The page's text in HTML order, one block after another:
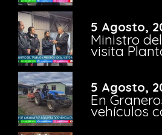
5 Agosto,
Ministro
visita
5 Agosto,
En
vehículos